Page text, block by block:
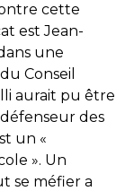
cette
est Jean-
une
Conseil
aurait pu être
des
un «
». Un
se méfier a